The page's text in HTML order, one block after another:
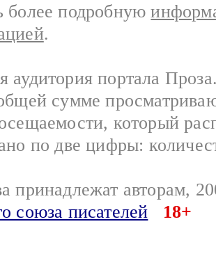
более подробную
.
аудитория портала
сумме
который
по две цифры:
принадлежат авторам,
союза писателей
18+